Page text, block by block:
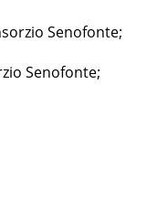
Senofonte;
Senofonte;